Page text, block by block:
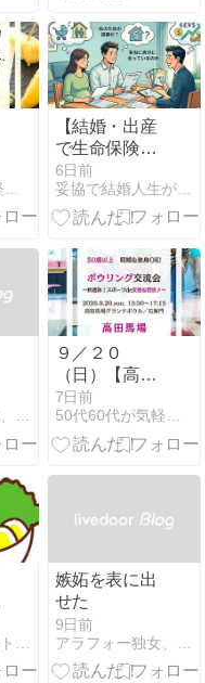
50代60代が気軽に集える大人の社交場シニアサークルアイビー
【結婚・出産
で生命保険を
見直す人へ
①】FPの勉強
をした私でも
た保険営業の
現実
6日前
妥協で結婚人生が地獄になったので本気で婚を目指します
アラフォー独女、恋活日記
９／２０
（日）【高田
馬場】５０歳
以上・既婚＆
独身OK!《 秋
》 アイビーボ
会♪
7日前
50代60代が気軽に集える大人の社交場シニアサークルアイビー
嫉妬を表に出
せた
9日前